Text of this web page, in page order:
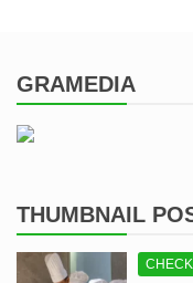
GRAMEDIA
THUMBNAIL